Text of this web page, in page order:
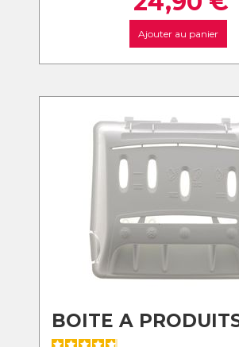
Ajouter au panier
BOITE A